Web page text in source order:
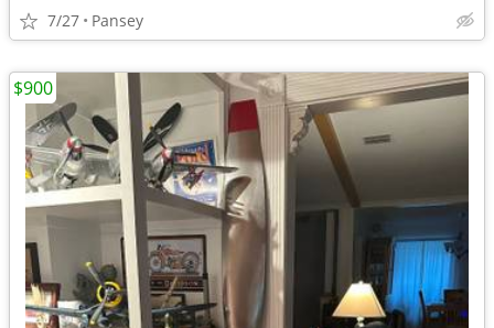
7/27 Pansey
$900